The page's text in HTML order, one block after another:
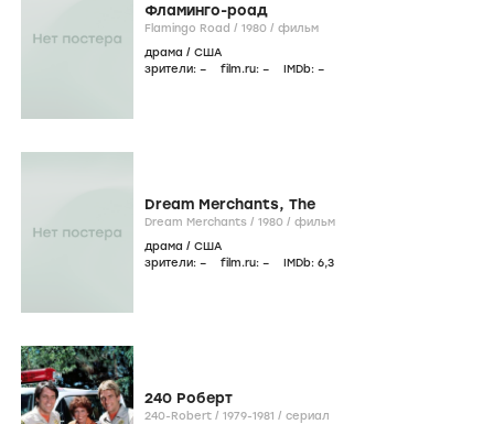
Фламинго-роад
Flamingo Road / 1980 / фильм
драма / США
зрители: – film.ru: – IMDb: –
Dream Merchants, The
Dream Merchants / 1980 / фильм
драма / США
зрители: – film.ru: – IMDb: 6,3
240 Роберт
240-Robert / 1979-1981 / сериал